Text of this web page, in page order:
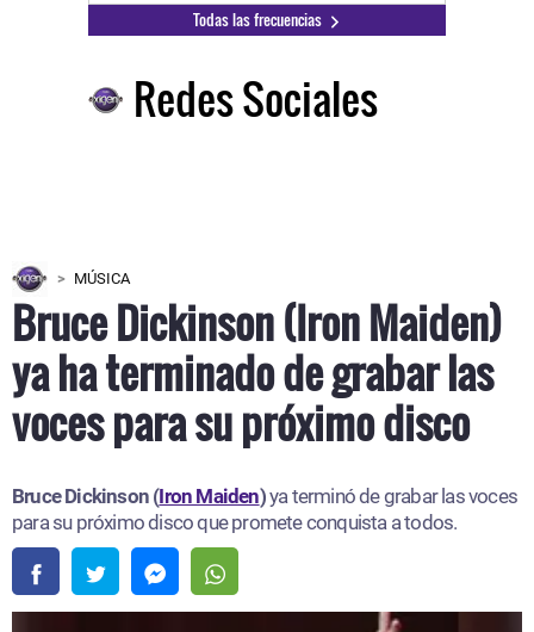
Todas las frecuencias
Redes Sociales
MÚSICA
Bruce Dickinson (Iron Maiden)
ya ha terminado de grabar las
voces para su próximo disco
Bruce Dickinson (Iron Maiden)ya terminó de grabar las voces
para su próximo disco que promete conquista a todos.